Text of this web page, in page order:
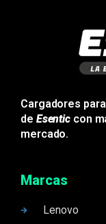
Cargadores
de Esentic con
mercado.
Marcas
Lenovo